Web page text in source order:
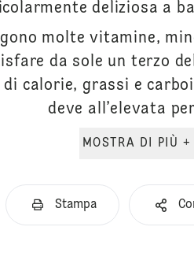
deliziosa a
molte vitamine,
da sole un terzo
di calorie, grassi e
deve all’elevata
MOSTRA DI PIÙ +
Stampa